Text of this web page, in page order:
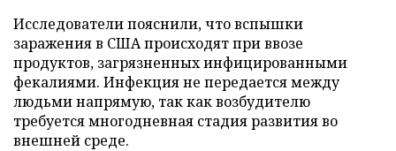
Исследователи пояснили, что вспышки
заражения в США происходят при ввозе
продуктов, загрязненных инфицированными
фекалиями. Инфекция не передается между
людьми напрямую, так как возбудителю
требуется многодневная стадия развития во
внешней среде.